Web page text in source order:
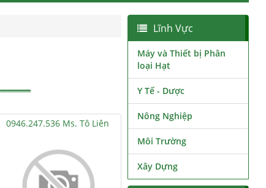
0946.247.536 Ms. Tô Liên
Lĩnh Vực
Máy và Thiết bị Phân
loại Hạt
Y Tế - Dược
Nông Nghiệp
Môi Trường
Xây Dựng